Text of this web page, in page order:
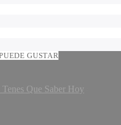
GUSTAR
Que Saber Hoy